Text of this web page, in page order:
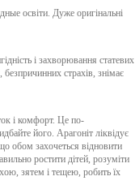
освіти. Дуже оригінальні
і захворювання статевих
страхів, знімає
і комфорт. Це по-
його. Арагоніт ліквідує
обом захочеться відновити
ростити дітей, розуміти
зятем і тещею, робить їх